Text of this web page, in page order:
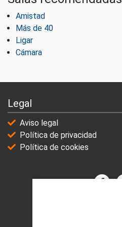
Amistad
Más de 40
Ligar
Cámara
Legal
Aviso legal
Política de privacidad
Política de cookies